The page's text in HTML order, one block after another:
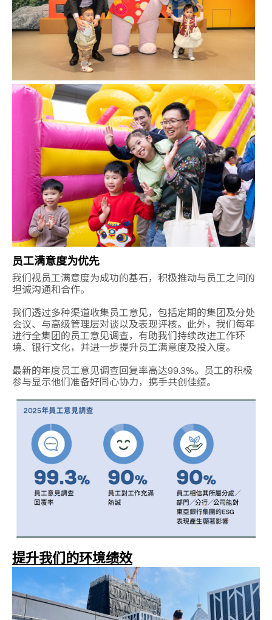
员工满意度为优先
我们视员工满意度为成功的基石，积极推动与员工之间的
坦诚沟通和合作。
我们透过多种渠道收集员工意见，包括定期的集团及分处
会议、与高级管理层对谈以及表现评核。此外，我们每年
进行全集团的员工意见调查，有助我们持续改进工作环
境、银行文化，并进一步提升员工满意度及投入度。
最新的年度员工意见调查回复率高达99.3%。员工的积极
参与显示他们准备好同心协力，携手共创佳绩。
提升我们的环境绩效